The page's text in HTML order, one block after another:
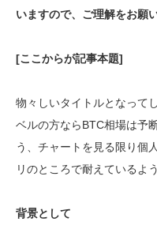
いますので、ご理解をお願
[ここからが記事本題]
物々しいタイトルとなって
ベルの方ならBTC相場は予
う、チャートを見る限り個
リのところで耐えているよ
背景として